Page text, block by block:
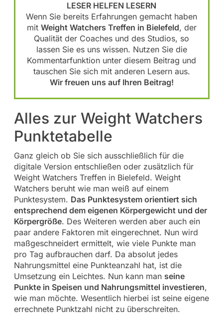
LESER HELFEN LESERN
Wenn Sie bereits Erfahrungen gemacht haben
mit Weight Watchers Treffen in Bielefeld, der
Qualität der Coaches und des Studios, so
lassen Sie es uns wissen. Nutzen Sie die
Kommentarfunktion unter diesem Beitrag und
tauschen Sie sich mit anderen Lesern aus.
Wir freuen uns auf Ihren Beitrag!
Alles zur Weight Watchers
Punktetabelle
Ganz gleich ob Sie sich ausschließlich für die
digitale Version entschließen oder zusätzlich für
Weight Watchers Treffen in Bielefeld. Weight
Watchers beruht wie man weiß auf einem
Punktesystem. Das Punktesystem orientiert sich
entsprechend dem eigenen Körpergewicht und der
Körpergröße. Des Weiteren werden aber auch ein
paar andere Faktoren mit eingerechnet. Nun wird
maßgeschneidert ermittelt, wie viele Punkte man
pro Tag aufbrauchen darf. Da absolut jedes
Nahrungsmittel eine Punkteanzahl hat, ist die
Umsetzung ein Leichtes. Nun kann man seine
Punkte in Speisen und Nahrungsmittel investieren,
wie man möchte. Wesentlich hierbei ist seine eigene
errechnete Punktzahl nicht zu überschreiten.